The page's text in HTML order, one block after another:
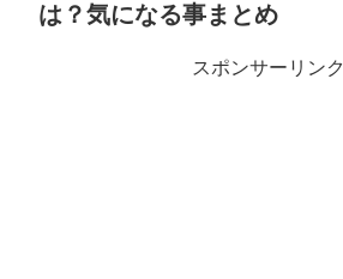
は？気になる事まとめ
スポンサーリンク